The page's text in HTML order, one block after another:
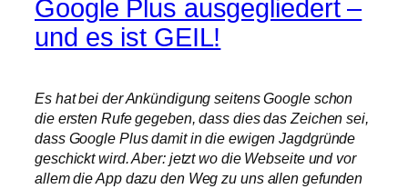
Google Plus ausgegliedert –
und es ist GEIL!
Es hat bei der Ankündigung seitens Google schon
die ersten Rufe gegeben, dass dies das Zeichen sei,
dass Google Plus damit in die ewigen Jagdgründe
geschickt wird. Aber: jetzt wo die Webseite und vor
allem die App dazu den Weg zu uns allen gefunden